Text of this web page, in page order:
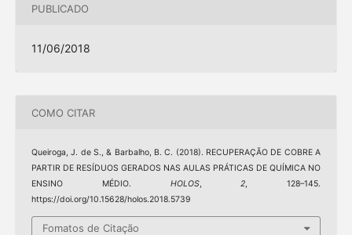
PUBLICADO
11/06/2018
COMO CITAR
Queiroga, J. de S., & Barbalho, B. C. (2018). RECUPERAÇÃO DE COBRE A
PARTIR DE RESÍDUOS GERADOS NAS AULAS PRÁTICAS DE QUÍMICA NO
ENSINO MÉDIO. HOLOS,2, 128–145.
https://doi.org/10.15628/holos.2018.5739
Fomatos de Citação